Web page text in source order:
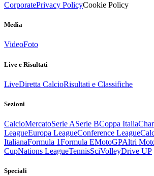
CorporatePrivacy PolicyCookie Policy
Media
VideoFoto
Live e Risultati
LiveDiretta CalcioRisultati e Classifiche
Sezioni
CalcioMercatoSerie ASerie BCoppa Italia
LeagueEuropa LeagueConference League
ItalianaFormula 1Formula EMotoGPAltri
CupNations LeagueTennisSciVolleyDrive UP
Speciali